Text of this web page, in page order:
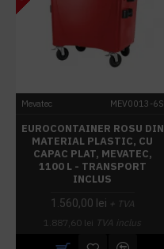
Mevatec MEV0013-6S
EUROCONTAINER ROSU DIN
MATERIAL PLASTIC, CU
CAPAC PLAT, MEVATEC,
1100 L - TRANSPORT
INCLUS
1.560,00 lei + TVA
1.887,60 lei TVA inclus